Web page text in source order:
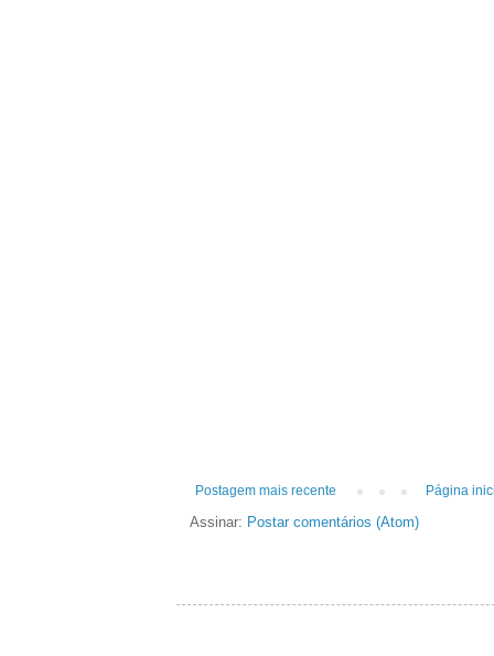
Postagem mais recente Página
Assinar: Postar comentários (Atom)